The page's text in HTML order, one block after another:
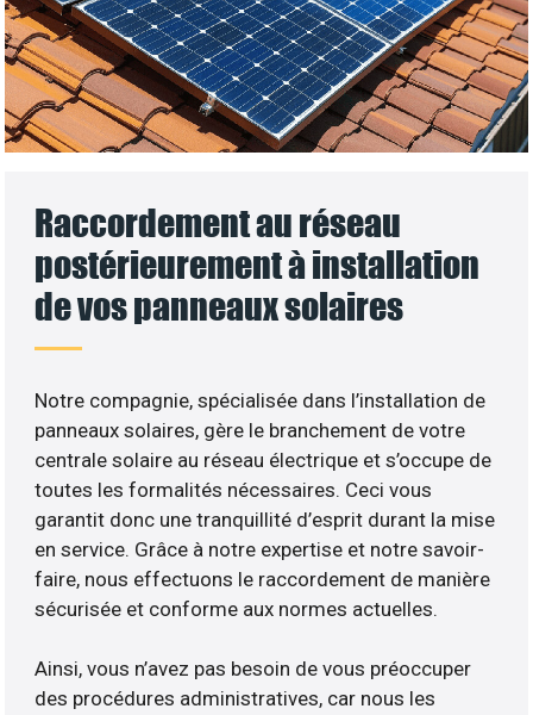
Raccordement au réseau
postérieurement à installation
de vos panneaux solaires
Notre compagnie, spécialisée dans l’installation de
panneaux solaires, gère le branchement de votre
centrale solaire au réseau électrique et s’occupe de
toutes les formalités nécessaires. Ceci vous
garantit donc une tranquillité d’esprit durant la mise
en service. Grâce à notre expertise et notre savoir-
faire, nous effectuons le raccordement de manière
sécurisée et conforme aux normes actuelles.
Ainsi, vous n’avez pas besoin de vous préoccuper
des procédures administratives, car nous les